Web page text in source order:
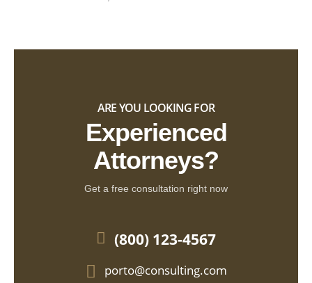
ARE YOU LOOKING FOR
Experienced
Attorneys?
Get a free consultation right now
(800) 123-4567
porto@consulting.com